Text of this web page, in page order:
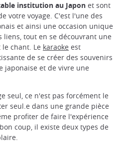
institution au Japon et sont
votre voyage. C'est l'une des
et ainsi une occasion unique
liens, tout en se découvrant une
chant. Le karaoke est
de se créer des souvenirs
japonaise et de vivre une
seul, ce n'est pas forcément le
seul.e dans une grande pièce
profiter de faire l'expérience
coup, il existe deux types de